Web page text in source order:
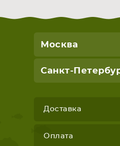
Москва
Санкт-
Доставка
Оплата